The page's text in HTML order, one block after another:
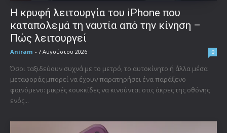
Η κρυφή λειτουργία του iPhone που
καταπολεμά τη ναυτία από την κίνηση –
Πώς λειτουργεί
Aniram - 7 Αυγούστου 2026 0
Όσοι ταξιδεύουν συχνά με το μετρό, το αυτοκίνητο ή άλλα μέσα
μεταφοράς μπορεί να έχουν παρατηρήσει ένα παράξενο
φαινόμενο: μικρές κουκκίδες να κινούνται στις άκρες της οθόνης
ενός...